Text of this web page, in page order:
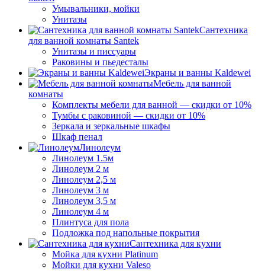
Умывальники, мойки
Унитазы
Сантехника
для ванной комнаты Santek
Унитазы и писсуары
Раковины и пьедесталы
Экраны и ванны Kaldewei
Мебель для ванной
комнаты
Комплекты мебели для ванной — скидки от 10%
Тумбы с раковиной — скидки от 10%
Зеркала и зеркальные шкафы
Шкаф пенал
Линолеум
Линолеум 1.5м
Линолеум 2 м
Линолеум 2,5 м
Линолеум 3 м
Линолеум 3,5 м
Линолеум 4 м
Плинтуса для пола
Подложка под напольные покрытия
Сантехника для кухни
Мойка для кухни Platinum
Мойки для кухни Valeso